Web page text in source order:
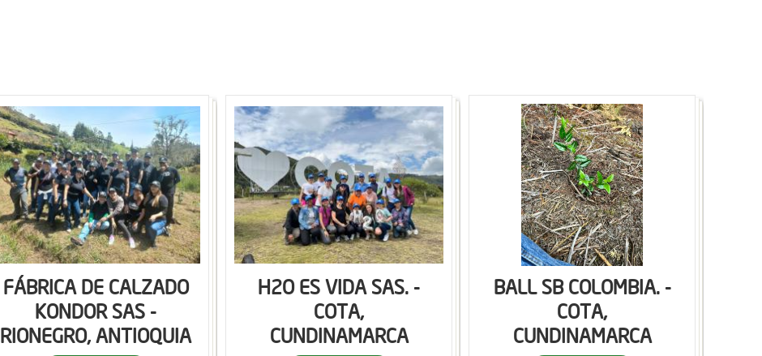
FÁBRICA DE CALZADO
KONDOR SAS -
RIONEGRO, ANTIOQUIA
H2O ES VIDA SAS. -
COTA,
CUNDINAMARCA
BALL SB COLOMBIA. -
COTA,
CUNDINAMARCA